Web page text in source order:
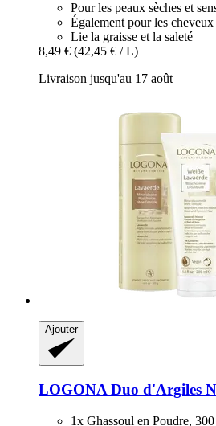
Pour les peaux sèches et
Également pour les
Lie la graisse et la saleté
8,49 € (42,45 € / L)
Livraison jusqu'au 17 août
Ajouter
LOGONA Duo d'Argiles
1x Ghassoul en Poudre,